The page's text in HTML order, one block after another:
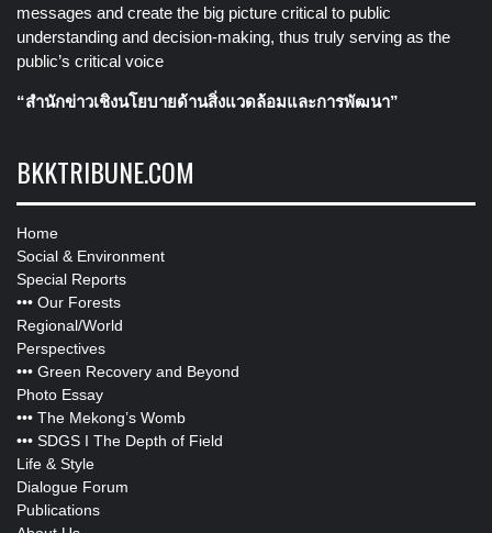
messages and create the big picture critical to public
understanding and decision-making, thus truly serving as the
public’s critical voice
“สำนักข่าวเชิงนโยบายด้านสิ่งแวดล้อมและการพัฒนา”
BKKTRIBUNE.COM
Home
Social & Environment
Special Reports
••• Our Forests
Regional/World
Perspectives
••• Green Recovery and Beyond
Photo Essay
••• The Mekong’s Womb
••• SDGS I The Depth of Field
Life & Style
Dialogue Forum
Publications